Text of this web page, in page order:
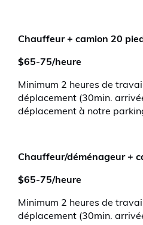
Chauffeur + camion 20
$65-75/heure
Minimum 2 heures de
déplacement (30min.
déplacement à notre
Chauffeur/déménageur +
$65-75/heure
Minimum 2 heures de
déplacement (30min.